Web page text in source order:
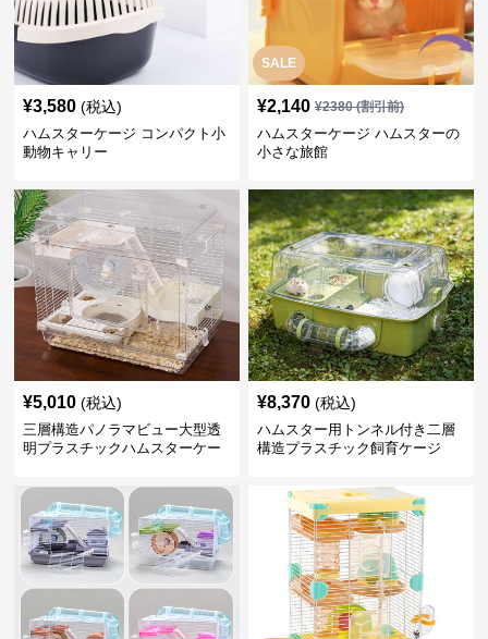
¥3,580 (税込)
ハムスターケージ コンパクト小
動物キャリー
SALE
¥2,140 ¥2380(割引前)
ハムスターケージ ハムスターの
小さな旅館
¥5,010 (税込)
三層構造パノラマビュー大型透
明プラスチックハムスターケー
¥8,370 (税込)
ハムスター用トンネル付き二層
構造プラスチック飼育ケージ